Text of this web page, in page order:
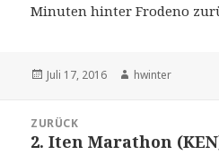
Minuten hinter Frodeno
Veröffentlicht
Juli 17, 2016 Autor
hwinter
Navigation
ZURÜCK
Vorheriger
2. Iten Marathon